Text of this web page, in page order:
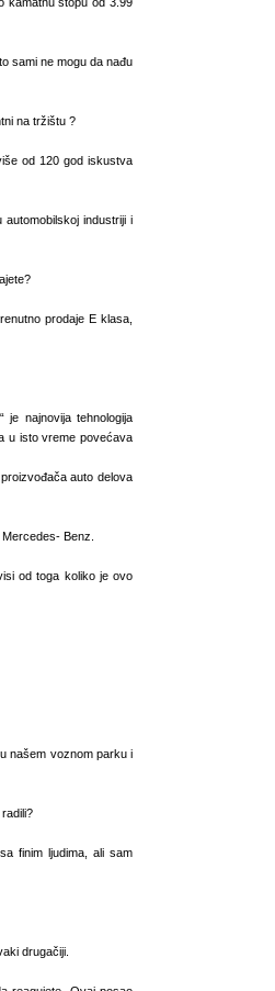
sami ne mogu da nađu
na tržištu ?
od 120 god iskustva
industriji i
prodaje E klasa,
je najnovija tehnologija
u isto vreme povećava
auto delova
Benz.
od toga koliko je ovo
našem voznom parku i
finim ljudima, ali sam
drugačiji.